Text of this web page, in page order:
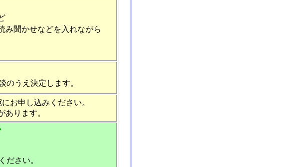
み聞かせなどを入れながら
のうえ決定します。
お申し込みください。
ります。
ださい。